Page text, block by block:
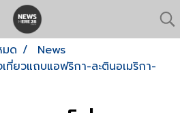
มด
News
ที่ยวแถบแอฟริกา-ละตินอเมริกา-